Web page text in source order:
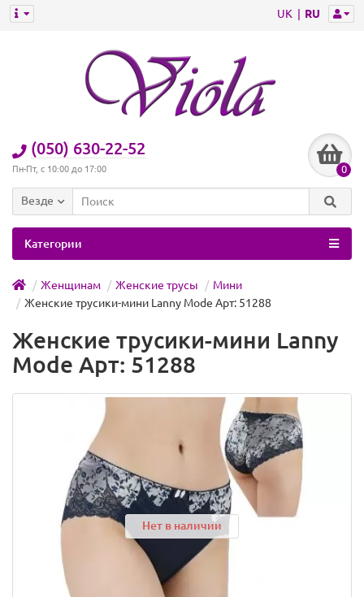
UK RU
(050) 630-22-52
Пн-Пт, с 10:00 до 17:00 0
Везде
Категории
Женщинам Женские трусы
Мини
Женские трусики-мини Lanny Mode Арт: 51288
Женские трусики-мини Lanny
Mode Арт: 51288
Нет в наличии